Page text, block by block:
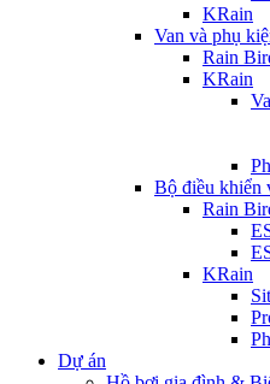
KRain
Van và phụ
Rain
KRain
Bộ điều khiển
Rain
KRain
Dự án